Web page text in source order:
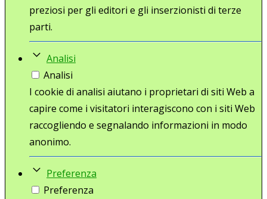
preziosi per gli editori e gli inserzionisti di terze
parti.
Analisi
Analisi
I cookie di analisi aiutano i proprietari di siti Web a
capire come i visitatori interagiscono con i siti Web
raccogliendo e segnalando informazioni in modo
anonimo.
Preferenza
Preferenza